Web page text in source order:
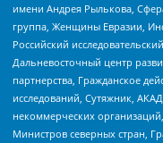
имени Андрея Рылькова,
группа, Женщины Евразии,
Российский
Дальневосточный центр
партнерства, Гражданское
исследований, Сутяжник,
некоммерческих
Министров северных стран,